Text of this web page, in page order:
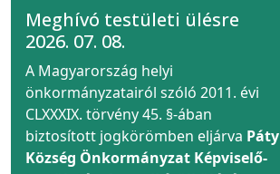
Meghívó testületi ülésre
2026. 07. 08.
A Magyarország helyi
önkormányzatairól szóló 2011. évi
CLXXXIX. törvény 45. §-ában
biztosított jogkörömben eljárva Páty
Község Önkormányzat Képviselő-